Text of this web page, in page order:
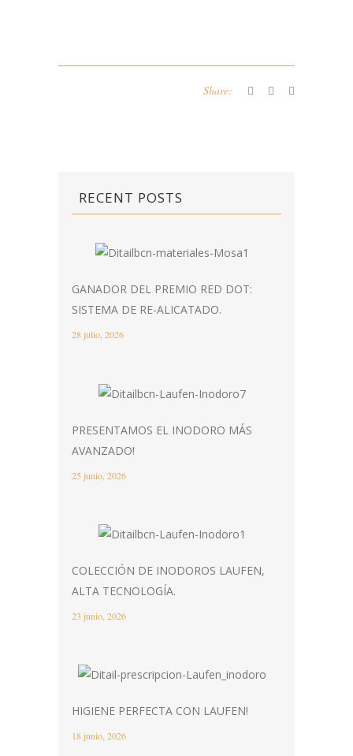
Share:
RECENT POSTS
GANADOR DEL PREMIO RED DOT:
SISTEMA DE RE-ALICATADO.
28 julio, 2026
PRESENTAMOS EL INODORO MÁS
AVANZADO!
25 junio, 2026
COLECCIÓN DE INODOROS LAUFEN,
ALTA TECNOLOGÍA.
23 junio, 2026
HIGIENE PERFECTA CON LAUFEN!
18 junio, 2026